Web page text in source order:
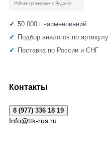
Рейтинг организации в Яндексе
50 000+ наименований
Подбор аналогов по артикулу
Поставка по России и СНГ
Контакты
8 (977) 336 18 19
Info@ttk-rus.ru